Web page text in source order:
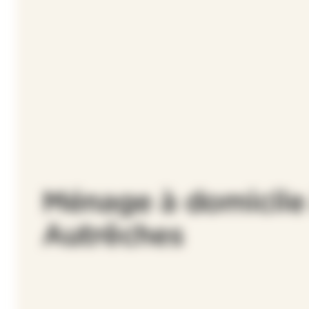
Ménage à
Autrêches